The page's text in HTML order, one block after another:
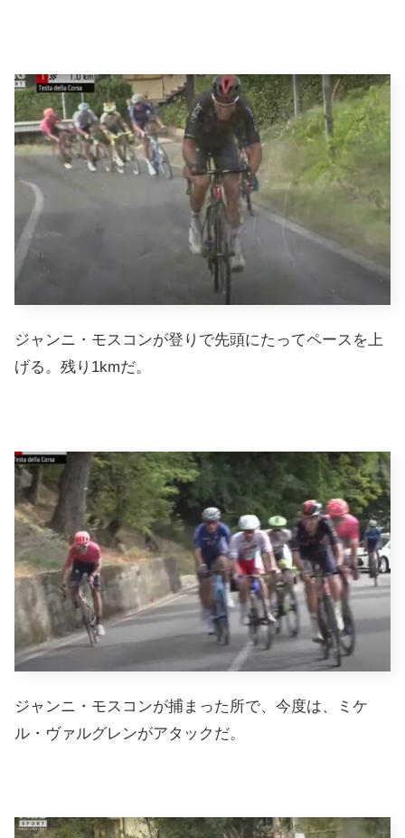
ジャンニ・モスコンが登りで先頭にたってペースを上
げる。残り1kmだ。
ジャンニ・モスコンが捕まった所で、今度は、ミケ
ル・ヴァルグレンがアタックだ。